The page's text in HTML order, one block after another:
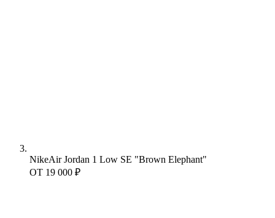
NikeAir Jordan 1 Low SE "Brown Elephant"
ОТ 19 000 ₽